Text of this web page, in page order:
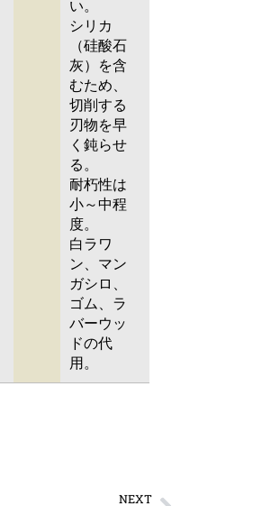
い。
シリカ
（硅酸石
灰）を含
むため、
切削する
刃物を早
く鈍らせ
る。
耐朽性は
小～中程
度。
白ラワ
ン、マン
ガシロ、
ゴム、ラ
バーウッ
ドの代
用。
NEXT